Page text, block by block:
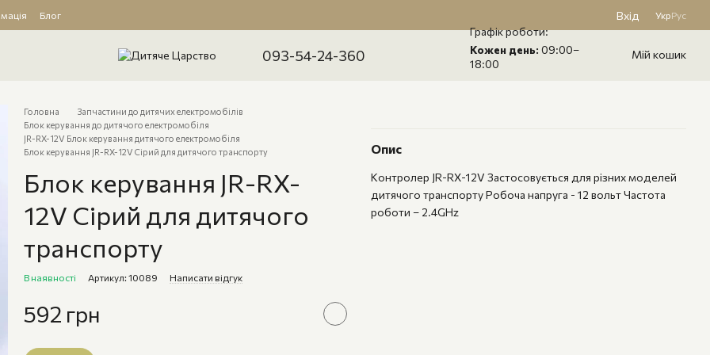
Блог
Вхід УкрРус
093-54-24-360
Графік роботи:
Кожен день: 09:00–
18:00
Мій кошик
Головна
Запчастини до дитячих електромобілів
Блок керування до дитячого електромобіля
JR-RX-12V Блок керування дитячого електромобіля
Блок керування JR-RX-12V Сірий для дитячого транспорту
Блок керування JR-RX-
12V Сірий для дитячого
транспорту
В наявності Артикул: 10089 Написати відгук
592 грн
Опис
Контролер JR-RX-12V Застосовується для різних моделей
дитячого транспорту Робоча напруга - 12 вольт Частота
роботи – 2.4GHz